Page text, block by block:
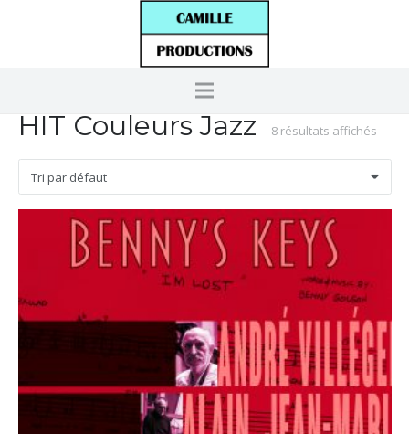
HIT Couleurs Jazz 8 résultats affichés